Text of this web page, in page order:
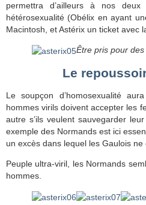
permettra d’ailleurs à nos
hétérosexualité (Obélix en ayant
Macintosh, et Astérix un ticket avec
Être pris pour
Le
Le soupçon d’homosexualité
hommes virils doivent accepter les
autre s’ils veulent sauvegarder
exemple des Normands est ici
un excès dans lequel les Gaulois
Peuple ultra-viril, les Normands
hommes.